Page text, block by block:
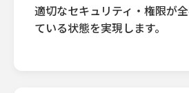
適切なセキュリティ・権限が
ている状態を実現します。